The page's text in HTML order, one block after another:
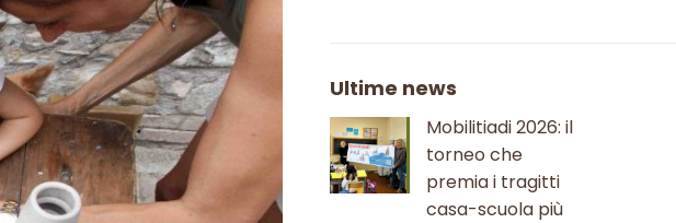
Ultime news
Mobilitiadi 2026: il
torneo che
premia i tragitti
casa-scuola più